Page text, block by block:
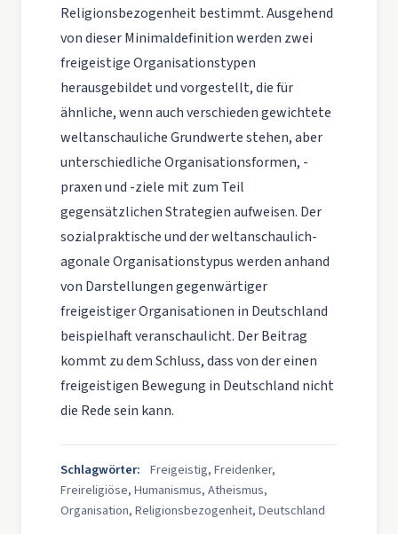
Religionsbezogenheit bestimmt. Ausgehend
von dieser Minimaldefinition werden zwei
freigeistige Organisationstypen
herausgebildet und vorgestellt, die für
ähnliche, wenn auch verschieden gewichtete
weltanschauliche Grundwerte stehen, aber
unterschiedliche Organisationsformen, -
praxen und -ziele mit zum Teil
gegensätzlichen Strategien aufweisen. Der
sozialpraktische und der weltanschaulich-
agonale Organisationstypus werden anhand
von Darstellungen gegenwärtiger
freigeistiger Organisationen in Deutschland
beispielhaft veranschaulicht. Der Beitrag
kommt zu dem Schluss, dass von der einen
freigeistigen Bewegung in Deutschland nicht
die Rede sein kann.
Schlagwörter: Freigeistig, Freidenker,
Freireligiöse, Humanismus, Atheismus,
Organisation, Religionsbezogenheit, Deutschland